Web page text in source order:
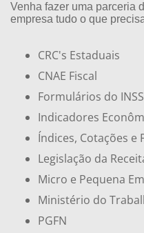
Venha fazer uma parceria
empresa tudo o que
CRC's Estaduais
CNAE Fiscal
Formulários do INSS
Indicadores
Índices, Cotações e
Legislação da
Micro e Pequena
Ministério do
PGFN